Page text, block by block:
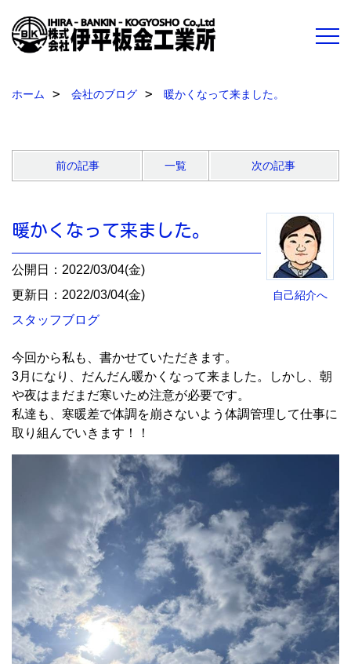
ホーム 会社のブログ 暖かくなって来ました。
前の記事 一覧 次の記事
自己紹介へ
暖かくなって来ました。
公開日：2022/03/04(金)
更新日：2022/03/04(金)
スタッフブログ
今回から私も、書かせていただきます。
3月になり、だんだん暖かくなって来ました。しかし、朝
や夜はまだまだ寒いため注意が必要です。
私達も、寒暖差で体調を崩さないよう体調管理して仕事に
取り組んでいきます！！